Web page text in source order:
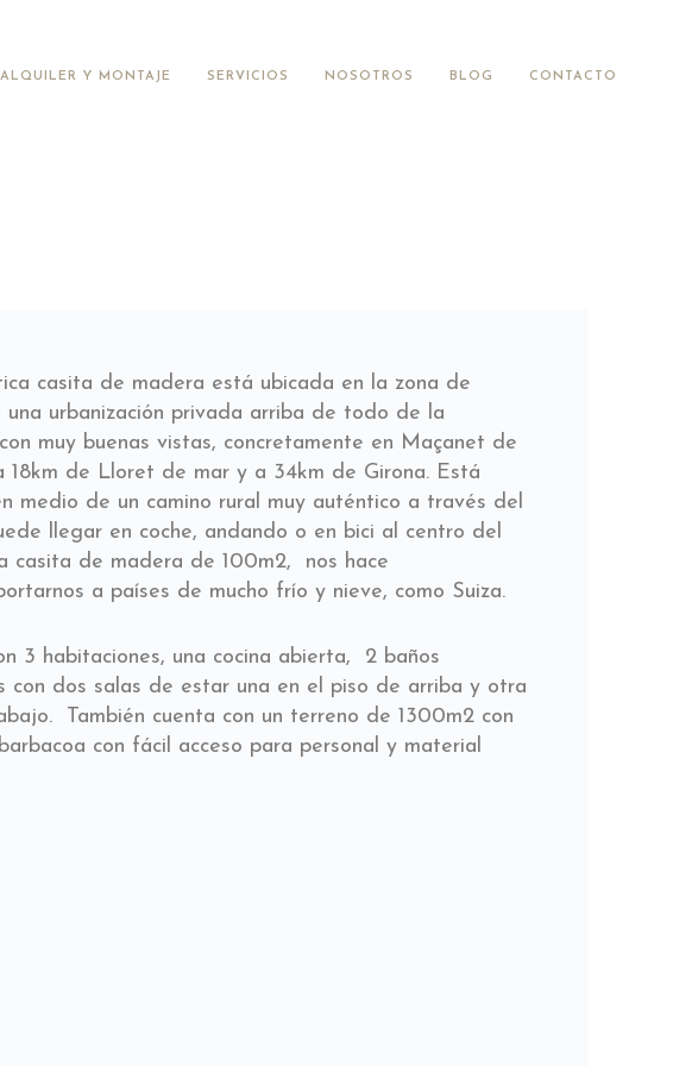
ALQUILER Y MONTAJE SERVICIOS NOSOTROS BLOG CONTACTO
casita de madera está ubicada en la zona de
una urbanización privada arriba de todo de la
muy buenas vistas, concretamente en Maçanet de
18km de Lloret de mar y a 34km de Girona. Está
medio de un camino rural muy auténtico a través del
llegar en coche, andando o en bici al centro del
casita de madera de 100m2, nos hace
a países de mucho frío y nieve, como Suiza.
3 habitaciones, una cocina abierta, 2 baños
con dos salas de estar una en el piso de arriba y otra
También cuenta con un terreno de 1300m2 con
con fácil acceso para personal y material